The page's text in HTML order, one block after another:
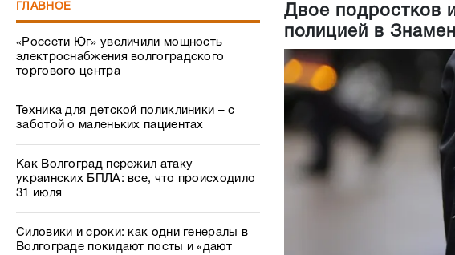
ГЛАВНОЕ
«Россети Юг» увеличили мощность
электроснабжения волгоградского
торгового центра
Техника для детской поликлиники – с
заботой о маленьких пациентах
Как Волгоград пережил атаку
украинских БПЛА: все, что происходило
31 июля
Силовики и сроки: как одни генералы в
Волгограде покидают посты и «дают
Двое подростков
полицией в